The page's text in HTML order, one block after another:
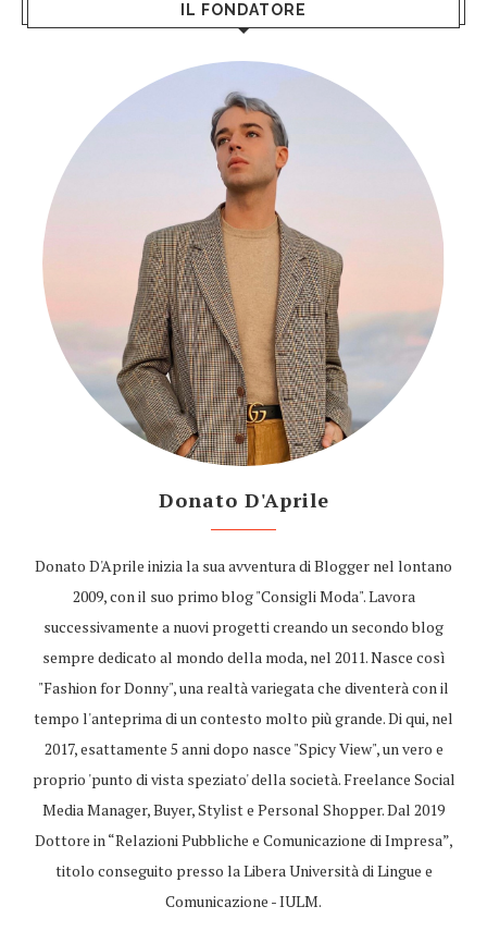
IL FONDATORE
Donato D'Aprile
Donato D'Aprile inizia la sua avventura di Blogger nel lontano
2009, con il suo primo blog "Consigli Moda". Lavora
successivamente a nuovi progetti creando un secondo blog
sempre dedicato al mondo della moda, nel 2011. Nasce così
"Fashion for Donny", una realtà variegata che diventerà con il
tempo l'anteprima di un contesto molto più grande. Di qui, nel
2017, esattamente 5 anni dopo nasce "Spicy View", un vero e
proprio 'punto di vista speziato' della società. Freelance Social
Media Manager, Buyer, Stylist e Personal Shopper. Dal 2019
Dottore in “Relazioni Pubbliche e Comunicazione di Impresa”,
titolo conseguito presso la Libera Università di Lingue e
Comunicazione - IULM.